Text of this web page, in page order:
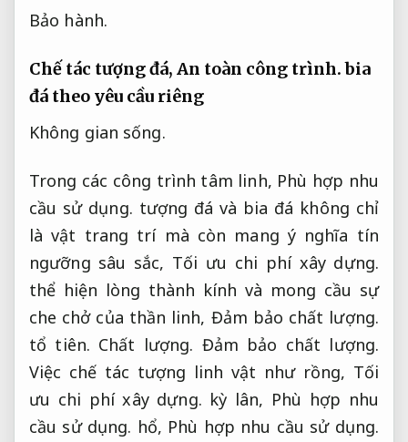
Bảo hành.
Chế tác tượng đá, An toàn công trình.bia
đá theo yêu cầu riêng
Không gian sống.
Trong các công trình tâm linh, Phù hợp nhu
cầu sử dụng. tượng đá và bia đá không chỉ
là vật trang trí mà còn mang ý nghĩa tín
ngưỡng sâu sắc, Tối ưu chi phí xây dựng.
thể hiện lòng thành kính và mong cầu sự
che chở của thần linh, Đảm bảo chất lượng.
tổ tiên. Chất lượng. Đảm bảo chất lượng.
Việc chế tác tượng linh vật như rồng, Tối
ưu chi phí xây dựng. kỳ lân, Phù hợp nhu
cầu sử dụng. hổ, Phù hợp nhu cầu sử dụng.